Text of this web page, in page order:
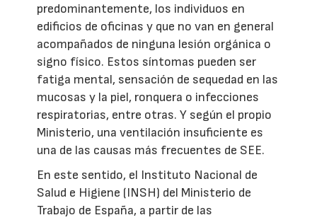
predominantemente, los individuos en
edificios de oficinas y que no van en general
acompañados de ninguna lesión orgánica o
signo físico. Estos síntomas pueden ser
fatiga mental, sensación de sequedad en las
mucosas y la piel, ronquera o infecciones
respiratorias, entre otras. Y según el propio
Ministerio, una ventilación insuficiente es
una de las causas más frecuentes de SEE.
En este sentido, el Instituto Nacional de
Salud e Higiene (INSH) del Ministerio de
Trabajo de España, a partir de las